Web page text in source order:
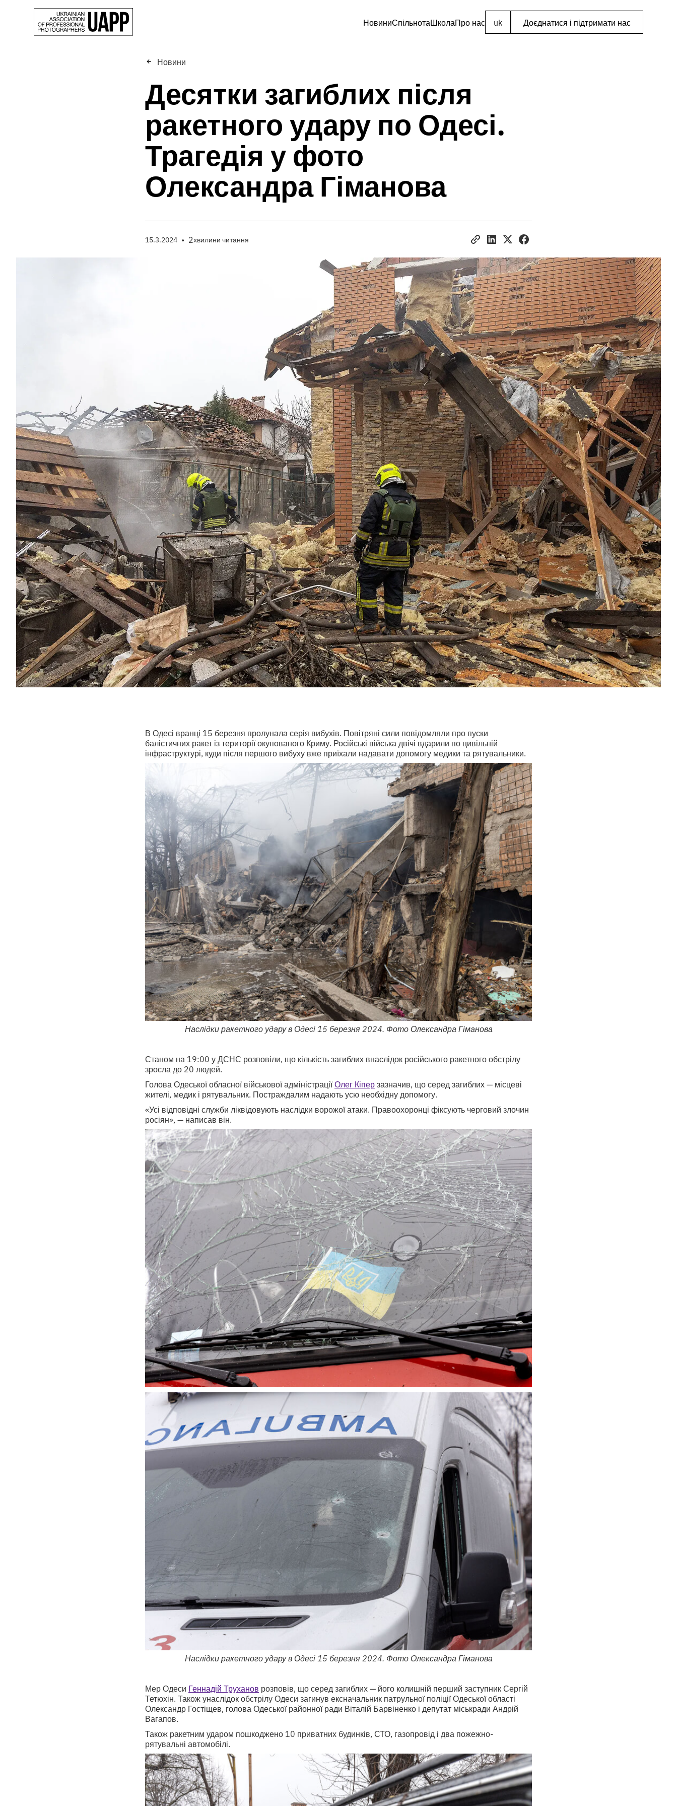
НовиниСпільнотаШколаПро нас uk Доєднатися і підтримати нас
Новини
Десятки загиблих після
ракетного удару по Одесі.
Трагедія у фото
Олександра Гіманова
15.3.2024 • 2хвилини читання
В Одесі вранці 15 березня пролунала серія вибухів. Повітряні сили повідомляли про пуски
балістичних ракет із території окупованого Криму. Російські війська двічі вдарили по цивільній
інфраструктурі, куди після першого вибуху вже приїхали надавати допомогу медики та рятувальники.
Наслідки ракетного удару в Одесі 15 березня 2024. Фото Олександра Гіманова
Станом на 19:00 у ДСНС розповіли, що кількість загиблих внаслідок російського ракетного обстрілу
зросла до 20 людей.
Голова Одеської обласної військової адміністраціїОлег Кіперзазначив, що серед загиблих — місцеві
жителі, медик і рятувальник. Постраждалим надають усю необхідну допомогу.
«Усі відповідні служби ліквідовують наслідки ворожої атаки. Правоохоронці фіксують черговий злочин
росіян», — написав він.
Наслідки ракетного удару в Одесі 15 березня 2024. Фото Олександра Гіманова
Мер Одеси Геннадій Труханов розповів, що серед загиблих — його колишній перший заступник Сергій
Тетюхін. Також унаслідок обстрілу Одеси загинув ексначальник патрульної поліції Одеської області
Олександр Гостіщев, голова Одеської районної ради Віталій Барвіненко і депутат міськради Андрій
Вагапов.
Також ракетним ударом пошкоджено 10 приватних будинків, СТО, газопровід і два пожежно-
рятувальні автомобілі.